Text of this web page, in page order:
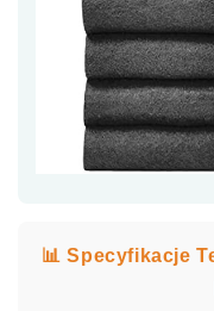
📊 Specyfikacje